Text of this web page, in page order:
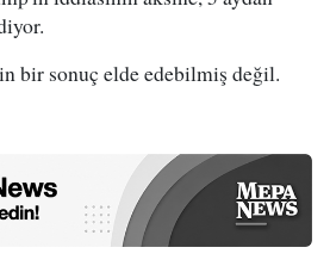
bir sonuç elde edebilmiş değil.